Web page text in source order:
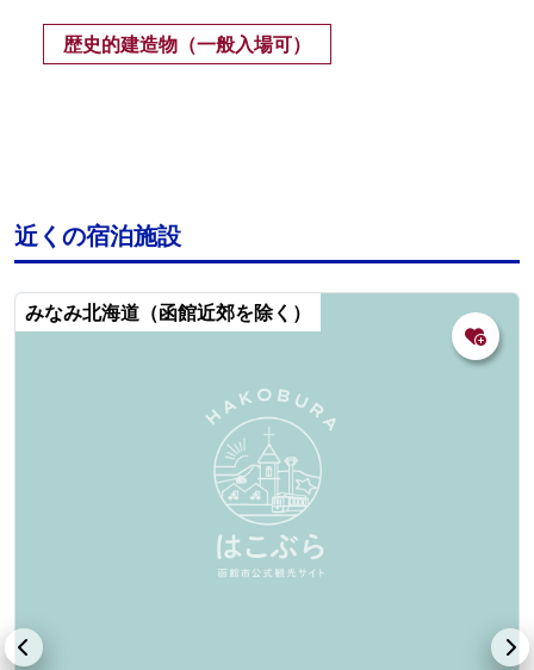
歴史的建造物（一般入場可）
近くの宿泊施設
みなみ北海道（函館近郊を除く）